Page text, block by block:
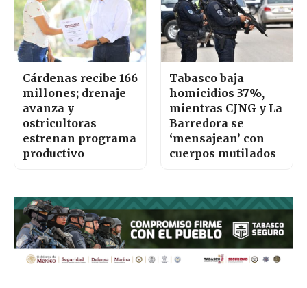
Cárdenas recibe 166
millones; drenaje
avanza y
ostricultoras
estrenan programa
productivo
Tabasco baja
homicidios 37%,
mientras CJNG y La
Barredora se
‘mensajean’ con
cuerpos mutilados